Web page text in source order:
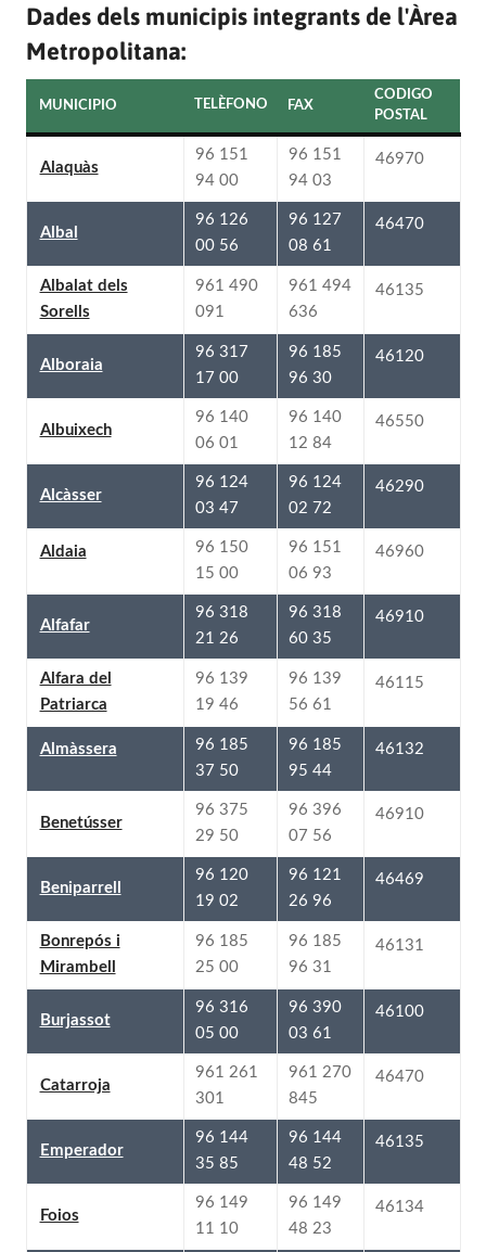
Dades dels municipis integrants de l'Àrea
Metropolitana:
MUNICIPIO TELÈFONO FAX
CODIGO
POSTAL
Alaquàs
96 151
94 00
96 151
94 03
46970
Albal
96 126
00 56
96 127
08 61
46470
Albalat dels
Sorells
961 490
091
961 494
636
46135
Alboraia
96 317
17 00
96 185
96 30
46120
Albuixech
96 140
06 01
96 140
12 84
46550
Alcàsser
96 124
03 47
96 124
02 72
46290
Aldaia
96 150
15 00
96 151
06 93
46960
Alfafar
96 318
21 26
96 318
60 35
46910
Alfara del
Patriarca
96 139
19 46
96 139
56 61
46115
Almàssera
96 185
37 50
96 185
95 44
46132
Benetússer
96 375
29 50
96 396
07 56
46910
Beniparrell
96 120
19 02
96 121
26 96
46469
Bonrepós i
Mirambell
96 185
25 00
96 185
96 31
46131
Burjassot
96 316
05 00
96 390
03 61
46100
Catarroja
961 261
301
961 270
845
46470
Emperador
96 144
35 85
96 144
48 52
46135
Foios
96 149
11 10
96 149
48 23
46134